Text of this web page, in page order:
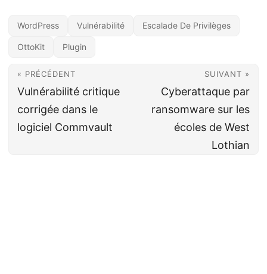
WordPress Vulnérabilité Escalade De Privilèges
OttoKit Plugin
« PRÉCÉDENT
Vulnérabilité critique
corrigée dans le
logiciel Commvault
SUIVANT »
Cyberattaque par
ransomware sur les
écoles de West
Lothian